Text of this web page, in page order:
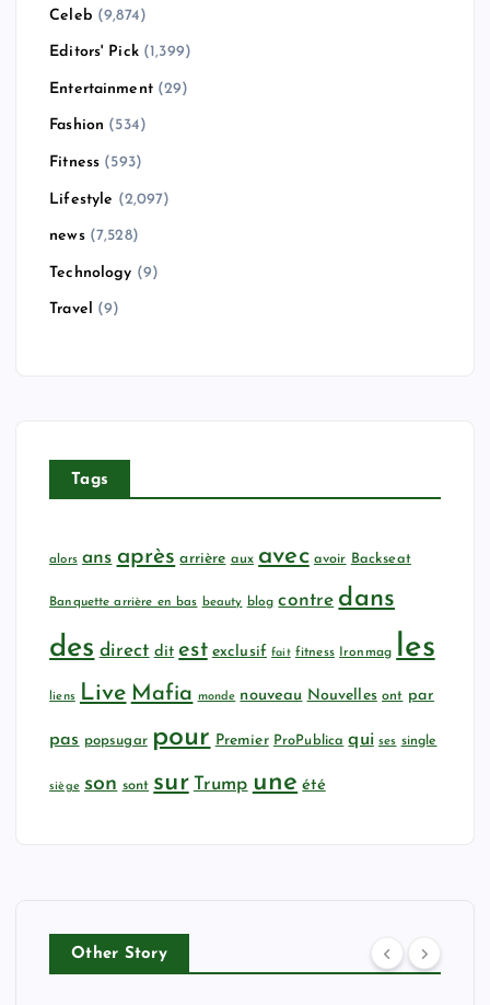
Celeb (9,874)
Editors' Pick(1,399)
Entertainment(29)
Fashion (534)
Fitness (593)
Lifestyle (2,097)
news(7,528)
Technology (9)
Travel (9)
Tags
alors ans après arrière aux avec avoir Backseat
Banquette arrière en bas beauty blog contre dans
des direct dit est exclusif fait fitness Ironmag les
liens Live Mafia monde nouveau Nouvelles ont par
pas popsugar pour Premier ProPublica qui ses single
siège son sont sur Trump une été
Other Story